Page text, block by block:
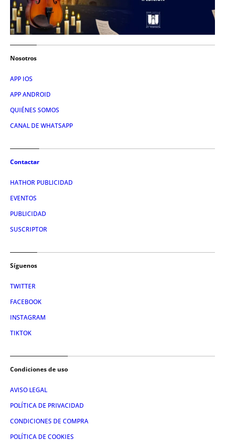
Nosotros
APP IOS
APP ANDROID
QUIÉNES SOMOS
CANAL DE WHATSAPP
Contactar
HATHOR PUBLICIDAD
EVENTOS
PUBLICIDAD
SUSCRIPTOR
Síguenos
TWITTER
FACEBOOK
INSTAGRAM
TIKTOK
Condiciones de uso
AVISO LEGAL
POLÍTICA DE PRIVACIDAD
CONDICIONES DE COMPRA
POLÍTICA DE COOKIES